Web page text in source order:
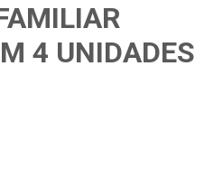
4 UNIDADES